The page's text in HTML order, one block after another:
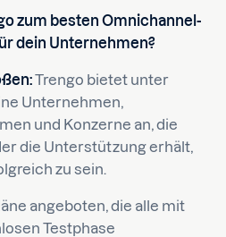
zum besten Omnichannel-
dein Unternehmen?
Trengo bietet unter
Unternehmen,
und Konzerne an, die
die Unterstützung erhält,
zu sein.
angeboten, die alle mit
Testphase